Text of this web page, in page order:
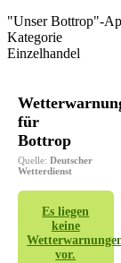
"Unser Bottrop"-
Kategorie
Einzelhandel
für
Bottrop
Quelle: Deutscher
Wetterdienst
Es liegen
keine
vor.